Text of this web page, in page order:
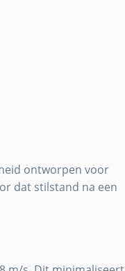
ontworpen voor
dat stilstand na een